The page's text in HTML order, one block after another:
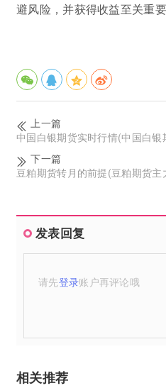
避风险，并获得收益至关重要
上一篇
中国白银期货实时行情(中国白
下一篇
豆粕期货转月的前提(豆粕期货主
发表回复
请先登录账户再评论哦
相关推荐